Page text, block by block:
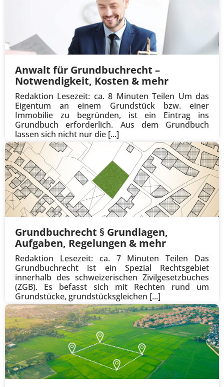
Anwalt für Grundbuchrecht –
Notwendigkeit, Kosten & mehr
Redaktion Lesezeit: ca. 8 Minuten Teilen Um das
Eigentum an einem Grundstück bzw. einer
Immobilie zu begründen, ist ein Eintrag ins
Grundbuch erforderlich. Aus dem Grundbuch
lassen sich nicht nur die [...]
Grundbuchrecht § Grundlagen,
Aufgaben, Regelungen & mehr
Redaktion Lesezeit: ca. 7 Minuten Teilen Das
Grundbuchrecht ist ein Spezial Rechtsgebiet
innerhalb des schweizerischen Zivilgesetzbuches
(ZGB). Es befasst sich mit Rechten rund um
Grundstücke, grundstücksgleichen [...]